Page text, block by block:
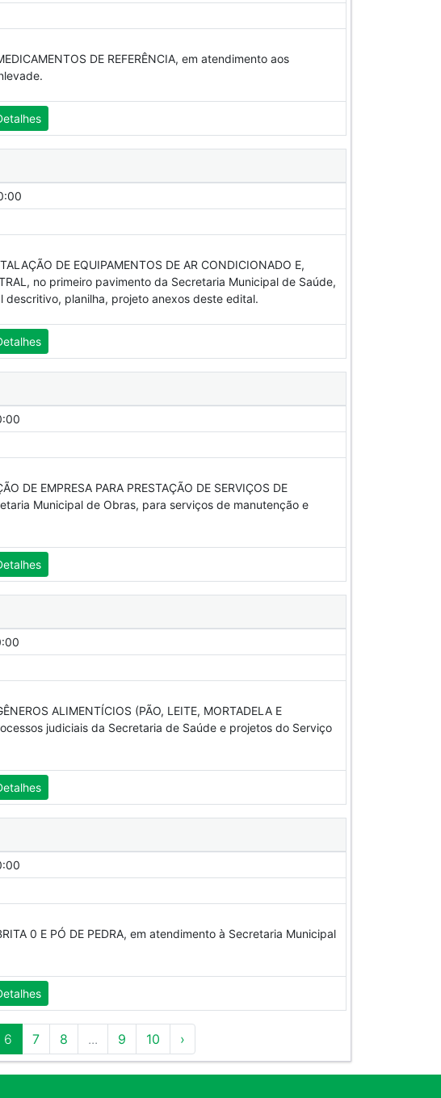
DE REFERÊNCIA, em atendimento aos
DE EQUIPAMENTOS DE AR CONDICIONADO E,
no primeiro pavimento da Secretaria Municipal de Saúde,
planilha, projeto anexos deste edital.
DE EMPRESA PARA PRESTAÇÃO DE SERVIÇOS DE
Municipal de Obras, para serviços de manutenção e
ALIMENTÍCIOS (PÃO, LEITE, MORTADELA E
judiciais da Secretaria de Saúde e projetos do Serviço
0 E PÓ DE PEDRA, em atendimento à Secretaria Municipal
6 7 8 ... 9 10 ›